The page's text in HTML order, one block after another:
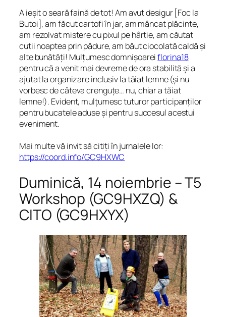
A ieșit o seară faină de tot! Am avut desigur [Foc la
Butoi], am făcut cartofi în jar, am mâncat plăcinte,
am rezolvat mistere cu pixul pe hârtie, am căutat
cutii noaptea prin pădure, am băut ciocolată caldă și
alte bunătăți! Mulțumesc domnișoareiflorina18
pentru că a venit mai devreme de ora stabilită și a
ajutat la organizare inclusiv la tăiat lemne (și nu
vorbesc de câteva crenguțe… nu, chiar a tăiat
lemne!). Evident, mulțumesc tuturor participanților
pentru bucatele aduse și pentru succesul acestui
eveniment.
Mai multe vă invit să citiți în jurnalele lor:
https://coord.info/GC9HXWC
Duminică, 14 noiembrie – T5
Workshop (GC9HXZQ) &
CITO (GC9HXYX)